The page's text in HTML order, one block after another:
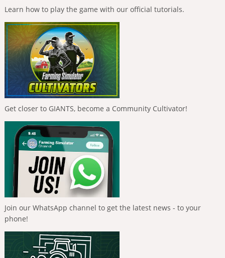
Learn how to play the game with our official tutorials.
Get closer to GIANTS, become a Community Cultivator!
Join our WhatsApp channel to get the latest news - to your
phone!